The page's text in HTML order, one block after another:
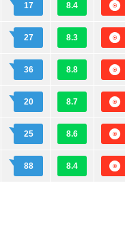
17 8.4
27 8.3
36 8.8
20 8.7
25 8.6
88 8.4